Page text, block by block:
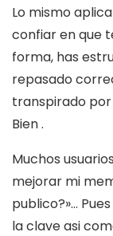
Lo mismo
confiar en que
forma, has
repasado
transpirado
Bien .
Muchos
mejorar mi
publico?»…
la clave asi­